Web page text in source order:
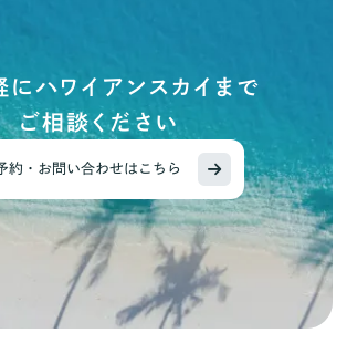
にハワイアンスカイまで
ご相談ください
約・お問い合わせはこちら